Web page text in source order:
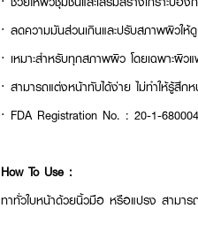
· ลดความมันส่วนเกินและปรับสภาพผิวให้
· เหมาะสำหรับทุกสภาพผิว โดยเฉพาะผิว
· สามารถแต่งหน้าทับได้ง่าย ไม่ทำให้รู้สึก
· FDA Registration No. : 20-1-
How To Use :
ทาทั่วใบหน้าด้วยนิ้วมือ หรือแปรง สามาร